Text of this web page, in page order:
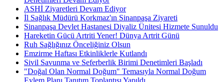
ASHİ Ziyaretleri Devam Ediyor
İl Sağlık Müdürü Korkmaz'ın Sinanpaşa Ziyareti
Sinanpaşa Devlet Hastanesi Diyaliz Ünitesi Hizmete Sunuldu
Hareketin Gücü Artriti Yener! Dünya Artrit Günü
Ruh Sağlığınız Önceliğiniz Olsun
Emzirme Haftası Etkinliklerle Kutlandı
Sivil Savunma ve Seferberlik Birimi Denetimleri Başladı
"Doğal Olan Normal Doğum" Temasıyla Normal Doğum
Eylem Planı Tanıtım Toplantısı Yapıldı